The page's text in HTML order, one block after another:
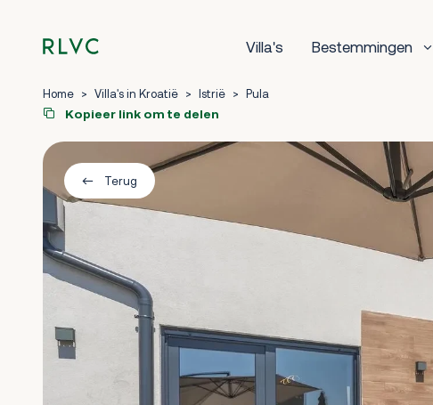
Villa's Bestemmingen
Home > Villa's in Kroatië > Istrië > Pula
Kopieer link om te delen
Terug